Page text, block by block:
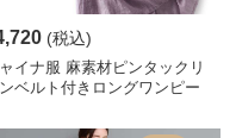
(税込)
イナ服 麻素材ピンタックリ
ベルト付きロングワンピー